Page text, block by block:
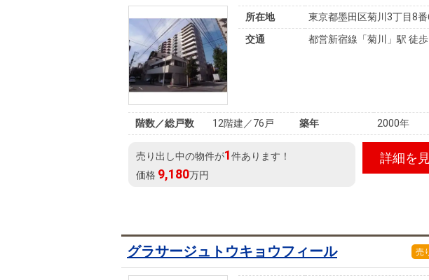
所在地
東京都墨田区菊川3丁目8
交通
都営新宿線「菊川」駅 徒
階数／総戸数 12階建／76戸 築年 2000年
売り出し中の物件が1件あります！
価格 9,180万円
詳細を
グラサージュトウキョウフィール 売